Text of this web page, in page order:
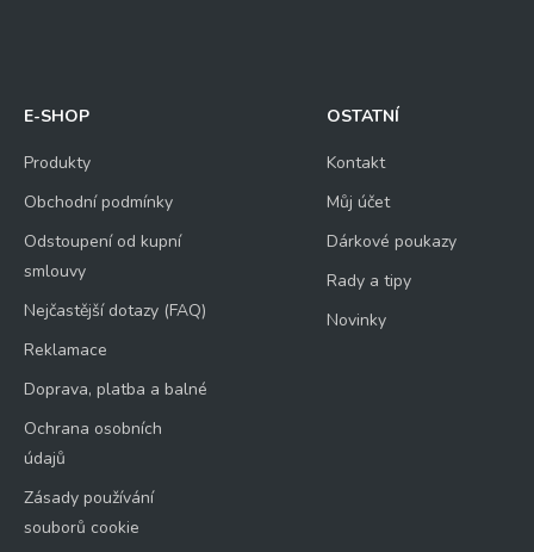
E-SHOP
Produkty
Obchodní podmínky
Odstoupení od kupní
smlouvy
Nejčastější dotazy (FAQ)
Reklamace
Doprava, platba a balné
Ochrana osobních
údajů
Zásady používání
souborů cookie
OSTATNÍ
Kontakt
Můj účet
Dárkové poukazy
Rady a tipy
Novinky